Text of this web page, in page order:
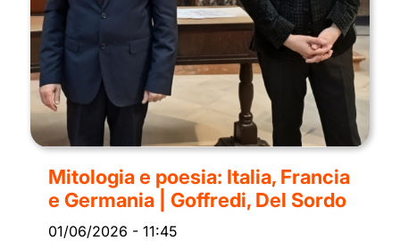
Mitologia e poesia: Italia, Francia
e Germania | Goffredi, Del Sordo
01/06/2026 - 11:45